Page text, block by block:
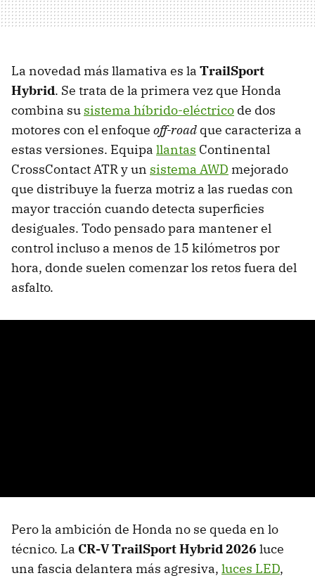
La novedad más llamativa es la TrailSport
Hybrid. Se trata de la primera vez que Honda
combina su sistema híbrido-eléctrico de dos
motores con el enfoque off-road que caracteriza a
estas versiones. Equipa llantas Continental
CrossContact ATR y un sistema AWD mejorado
que distribuye la fuerza motriz a las ruedas con
mayor tracción cuando detecta superficies
desiguales. Todo pensado para mantener el
control incluso a menos de 15 kilómetros por
hora, donde suelen comenzar los retos fuera del
asfalto.
Pero la ambición de Honda no se queda en lo
técnico. La CR-V TrailSport Hybrid 2026 luce
una fascia delantera más agresiva, luces LED,